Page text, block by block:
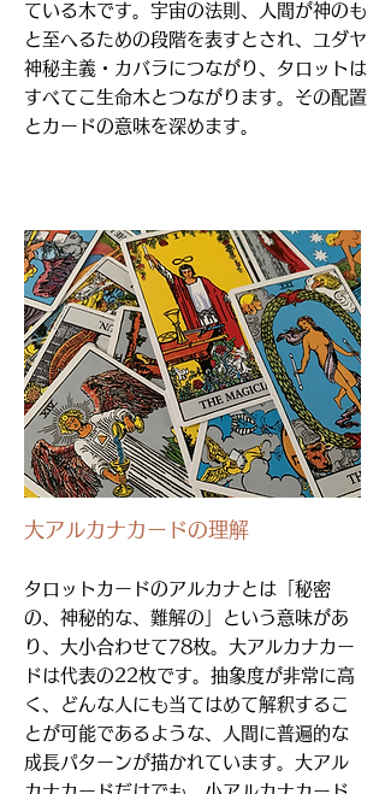
ている木です。宇宙の法則、人間が神のも
と至へるための段階を表すとされ、ユダヤ
神秘主義・カバラにつながり、タロットは
すべてこ生命木とつながります。その配置
とカードの意味を深めます。
大アルカナカードの理解
タロットカードのアルカナとは「秘密
の、神秘的な、難解の」という意味があ
り、大小合わせて78枚。大アルカナカー
ドは代表の22枚です。抽象度が非常に高
く、どんな人にも当てはめて解釈するこ
とが可能であるような、人間に普遍的な
成長パターンが描かれています。大アル